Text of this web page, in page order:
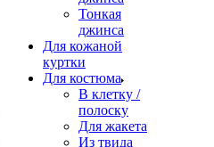
Тонкая
джинса
Для кожаной
куртки
Для костюма
В клетку /
полоску
Для жакета
Из твида